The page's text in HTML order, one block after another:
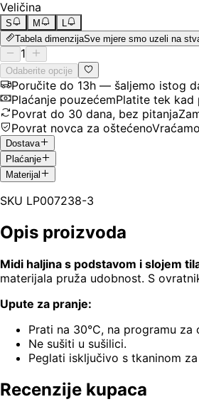
Veličina
S M
L
Tabela dimenzijaSve mjere smo uzeli na
1
Odaberite opcije
Poručite do 13h — šaljemo istog
Plaćanje pouzećemPlatite tek kad
Povrat do 30 dana, bez pitanja
Povrat novca za oštećeno
Dostava
Plaćanje
Materijal
SKU LP007238-3
Opis proizvoda
Midi haljina s podstavom i slojem
materijala pruža udobnost. S
Upute za pranje:
Prati na 30°C, na programu za
Ne sušiti u sušilici.
Peglati isključivo s tkaninom
Recenzije kupaca